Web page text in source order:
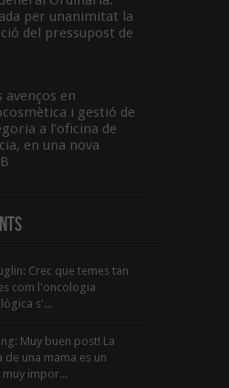
per unanimitat la
del pressupost de
avenços en
i gestió de
a l’oficina de
en una nova
Crec que temes tan
com l'oncologia
s'...
Muy buen post! La
de una mama es un
muy impor...